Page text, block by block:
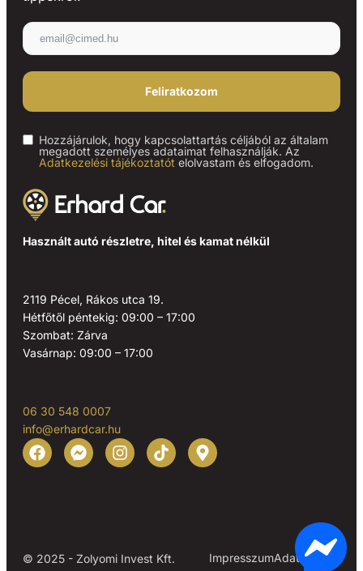
Használt autó részletre, hitel és kamat nélkül
2119 Pécel, Rákos utca 19.
Hétfőtől péntekig: 09:00 – 17:00
Szombat: Zárva
Vasárnap: 09:00 – 17:00
06 30 548 0007
info@erhardcar.hu
Feliratkozom
Hozzájárulok, hogy kapcsolattartás céljából az általam
megadott személyes adataimat felhasználják. Az
Adatkezelési tájékoztatót elolvastam és elfogadom.
© 2025 - Zolyomi Invest Kft. ImpresszumAdatkezelés